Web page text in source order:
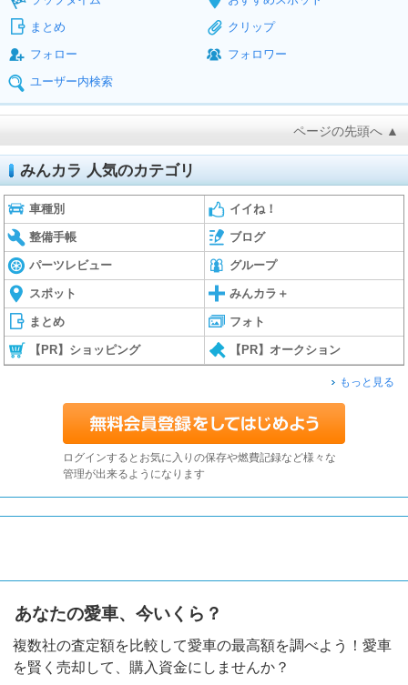
まとめ
クリップ
フォロー
フォロワー
ユーザー内検索
ページの先頭へ ▲
みんカラ 人気のカテゴリ
車種別 イイね！
整備手帳 ブログ
パーツレビュー グループ
スポット みんカラ＋
まとめ フォト
【PR】ショッピング 【PR】オークション
もっと見る
ログインするとお気に入りの保存や燃費記録など様々な
管理が出来るようになります
あなたの愛車、今いくら？
複数社の査定額を比較して愛車の最高額を調べよう！愛車
を賢く売却して、購入資金にしませんか？